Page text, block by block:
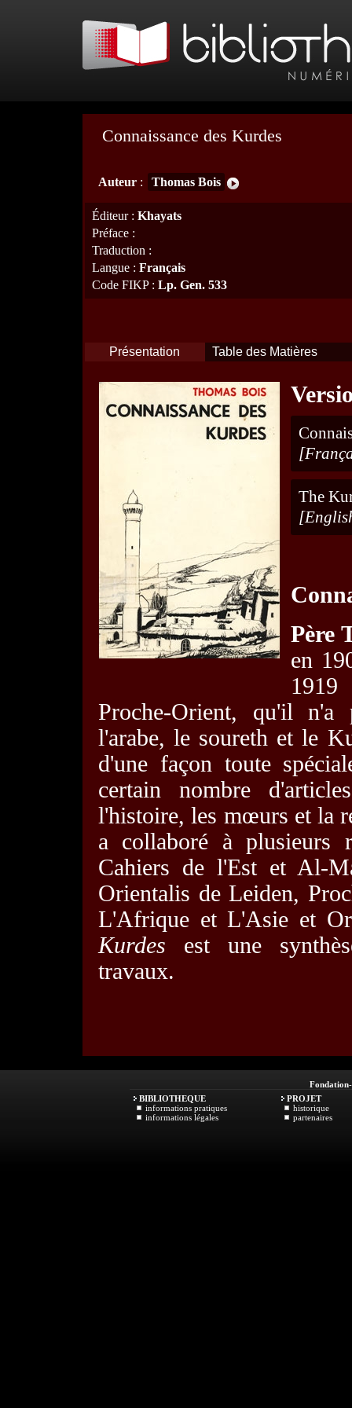
Connaissance des Kurdes
Auteur : Thomas Bois
Éditeur: Khayats
Préface :
Traduction :
Langue : Français
Code FIKP: Lp. Gen. 533
Présentation Table des Matières
The
Père
en
Proche-Orient, qu'il
l'arabe, le soureth et le
d'une façon toute
certain nombre
l'histoire, les mœurs et la
a collaboré à plusieurs
Cahiers de l'Est et Al-
Orientalis de Leiden,
L'Afrique et L'Asie et
Kurdes est une
travaux.
Fondation
BIBLIOTHEQUE
informations pratiques
informations légales
PROJET
historique
partenaires